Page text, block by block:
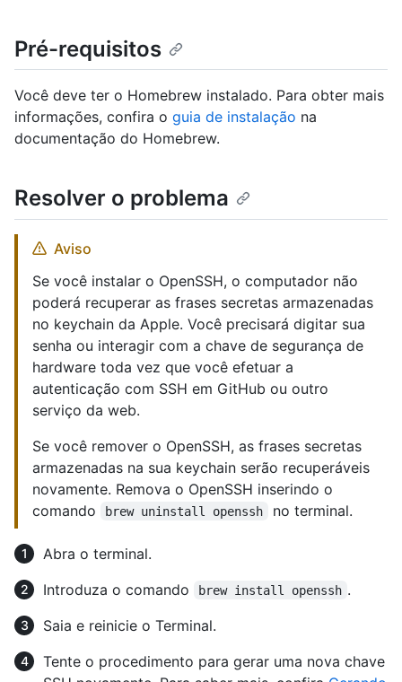
Pré-requisitos
Você deve ter o Homebrew instalado. Para obter mais
informações, confira o guia de instalação na
documentação do Homebrew.
Resolver o problema
Aviso
Se você instalar o OpenSSH, o computador não
poderá recuperar as frases secretas armazenadas
no keychain da Apple. Você precisará digitar sua
senha ou interagir com a chave de segurança de
hardware toda vez que você efetuar a
autenticação com SSH em GitHub ou outro
serviço da web.
Se você remover o OpenSSH, as frases secretas
armazenadas na sua keychain serão recuperáveis
novamente. Remova o OpenSSH inserindo o
comando
brew uninstall openssh no terminal.
Abra o terminal.
Introduza o comando
brew install openssh .
Saia e reinicie o Terminal.
Tente o procedimento para gerar uma nova chave